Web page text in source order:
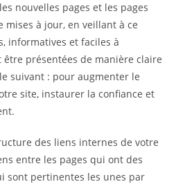
nouvelles pages et les pages
à jour, en veillant à ce
informatives et faciles à
présentées de manière claire
suivant : pour augmenter le
site, instaurer la confiance et
des liens internes de votre
entre les pages qui ont des
sont pertinentes les unes par